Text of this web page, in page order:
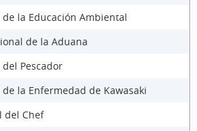
la Educación Ambiental
de la Aduana
Pescador
la Enfermedad de Kawasaki
del Chef